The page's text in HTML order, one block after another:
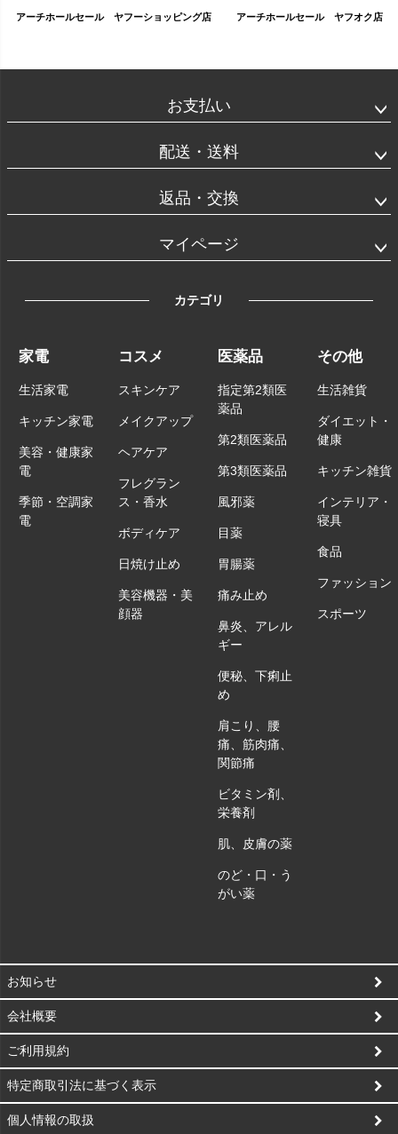
アーチホールセール ヤフーショッピング店 アーチホールセール ヤフオク店
お支払い
配送・送料
返品・交換
マイページ
カテゴリ
家電
生活家電
キッチン家電
美容・健康家
電
季節・空調家
電
コスメ
スキンケア
メイクアップ
ヘアケア
フレグラン
ス・香水
ボディケア
日焼け止め
美容機器・美
顔器
医薬品
指定第2類医
薬品
第2類医薬品
第3類医薬品
風邪薬
目薬
胃腸薬
痛み止め
鼻炎、アレル
ギー
便秘、下痢止
め
肩こり、腰
痛、筋肉痛、
関節痛
ビタミン剤、
栄養剤
肌、皮膚の薬
のど・口・う
がい薬
その他
生活雑貨
ダイエット・
健康
キッチン雑貨
インテリア・
寝具
食品
ファッション
スポーツ
お知らせ
会社概要
ご利用規約
特定商取引法に基づく表示
個人情報の取扱